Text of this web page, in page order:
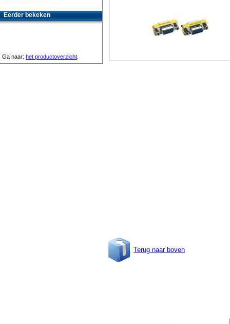
Terug naar boven
Eerder bekeken
Ga naar: het productoverzicht